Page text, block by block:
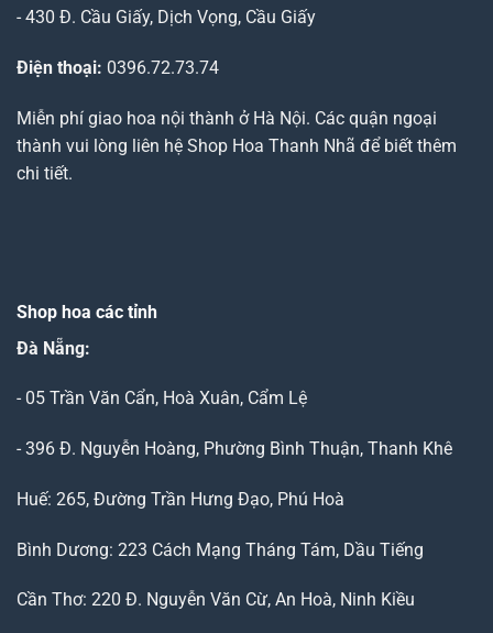
- 430 Đ. Cầu Giấy, Dịch Vọng, Cầu Giấy
Điện thoại: 0396.72.73.74
Miễn phí giao hoa nội thành ở Hà Nội. Các quận ngoại
thành vui lòng liên hệ Shop Hoa Thanh Nhã để biết thêm
chi tiết.
Shop hoa các tỉnh
Đà Nẵng:
- 05 Trần Văn Cẩn, Hoà Xuân, Cẩm Lệ
- 396 Đ. Nguyễn Hoàng, Phường Bình Thuận, Thanh Khê
Huế: 265, Đường Trần Hưng Đạo, Phú Hoà
Bình Dương: 223 Cách Mạng Tháng Tám, Dầu Tiếng
Cần Thơ: 220 Đ. Nguyễn Văn Cừ, An Hoà, Ninh Kiều